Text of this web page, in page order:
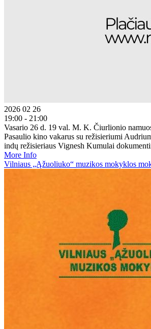
2026 02 26
19:00 - 21:00
Vasario 26 d. 19 val. M. K. Čiurlionio
Pasaulio kino vakarus su režisieriumi
indų režisieriaus Vignesh Kumulai
More Info
Vilniaus „Ąžuoliuko“ muzikos mokyklos